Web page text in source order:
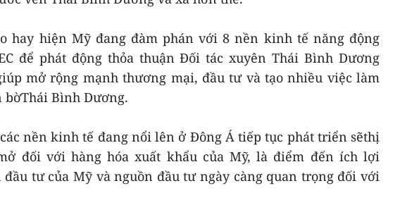
hay hiện Mỹ đang đàm phán với 8 nền kinh tế năng động
để phát động thỏa thuận Đối tác xuyên Thái Bình Dương
mở rộng mạnh thương mại, đầu tư và tạo nhiều việc làm
bờThái Bình Dương.
nền kinh tế đang nổi lên ở Đông Á tiếp tục phát triển sẽthị
đối với hàng hóa xuất khẩu của Mỹ, là điểm đến ích lợi
đầu tư của Mỹ và nguồn đầu tư ngày càng quan trọng đối với